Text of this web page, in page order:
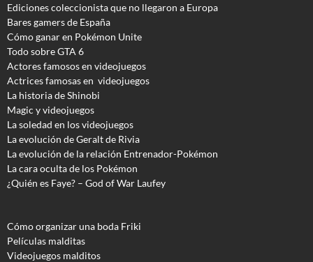
Ediciones coleccionista que no llegaron a Europa
Bares gamers de España
Cómo ganar en Pokémon Unite
Todo sobre GTA 6
Actores famosos en videojuegos
Actrices famosas en videojuegos
La historia de Shinobi
Magic y videojuegos
La soledad en los videojuegos
La evolución de Geralt de Rivia
La evolución de la relación Entrenador-Pokémon
La cara oculta de los Pokémon
¿Quién es Faye? – God of War Laufey
Cómo organizar una boda Friki
Películas malditas
Videojuegos malditos